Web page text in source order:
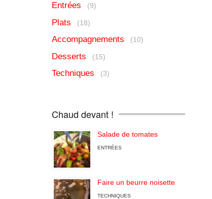
Entrées (9)
Plats (18)
Accompagnements (10)
Desserts (15)
Techniques (3)
Chaud devant !
Salade de tomates
ENTRÉES
Faire un beurre noisette
TECHNIQUES